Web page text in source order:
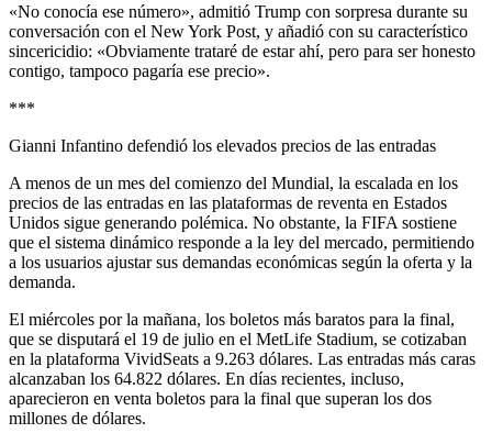
«No conocía ese número», admitió Trump con sorpresa durante su
conversación con el New York Post, y añadió con su característico
sincericidio: «Obviamente trataré de estar ahí, pero para ser honesto
contigo, tampoco pagaría ese precio».
***
Gianni Infantino defendió los elevados precios de las entradas
A menos de un mes del comienzo del Mundial, la escalada en los
precios de las entradas en las plataformas de reventa en Estados
Unidos sigue generando polémica. No obstante, la FIFA sostiene
que el sistema dinámico responde a la ley del mercado, permitiendo
a los usuarios ajustar sus demandas económicas según la oferta y la
demanda.
El miércoles por la mañana, los boletos más baratos para la final,
que se disputará el 19 de julio en el MetLife Stadium, se cotizaban
en la plataforma VividSeats a 9.263 dólares. Las entradas más caras
alcanzaban los 64.822 dólares. En días recientes, incluso,
aparecieron en venta boletos para la final que superan los dos
millones de dólares.